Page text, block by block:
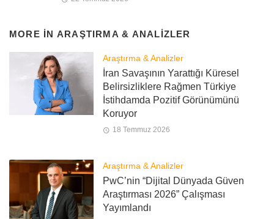
MORE IN ARAŞTIRMA & ANALIZLER
Araştırma & Analizler
İran Savaşının Yarattığı Küresel
Belirsizliklere Rağmen Türkiye
İstihdamda Pozitif Görünümünü
Koruyor
18 Temmuz 2026
Araştırma & Analizler
PwC’nin “Dijital Dünyada Güven
Araştırması 2026” Çalışması
Yayımlandı